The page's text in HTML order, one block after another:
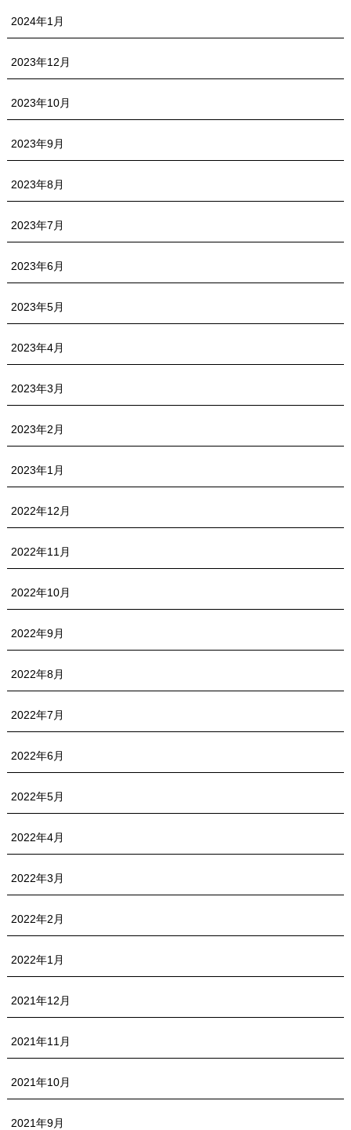
2024年1月
2023年12月
2023年10月
2023年9月
2023年8月
2023年7月
2023年6月
2023年5月
2023年4月
2023年3月
2023年2月
2023年1月
2022年12月
2022年11月
2022年10月
2022年9月
2022年8月
2022年7月
2022年6月
2022年5月
2022年4月
2022年3月
2022年2月
2022年1月
2021年12月
2021年11月
2021年10月
2021年9月